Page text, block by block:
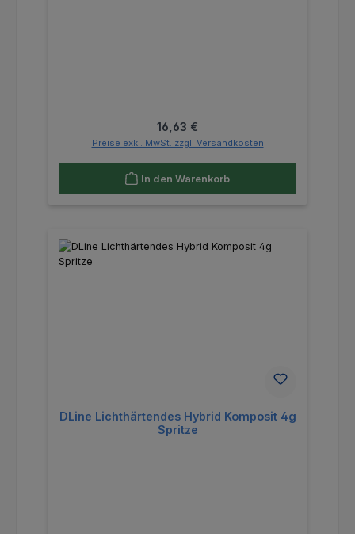
Regulärer Preis:
16,63 €
Preise exkl. MwSt. zzgl. Versandkosten
In den Warenkorb
DLine Lichthärtendes Hybrid Komposit 4g
Spritze